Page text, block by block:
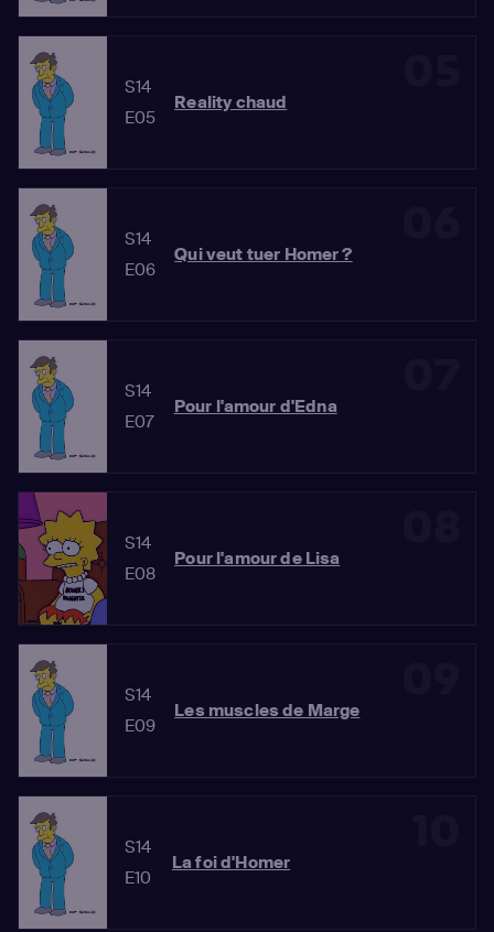
S14
E05
Reality chaud
S14
E06
Qui veut tuer Homer ?
S14
E07
Pour l'amour d'Edna
S14
E08
Pour l'amour de Lisa
S14
E09
Les muscles de Marge
S14
E10
La foi d'Homer